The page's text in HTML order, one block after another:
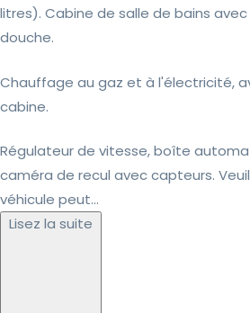
litres). Cabine de salle de bains
douche.
Chauffage au gaz et à l'électricité,
cabine.
Régulateur de vitesse, boîte
caméra de recul avec capteurs.
véhicule peut...
Lisez la suite